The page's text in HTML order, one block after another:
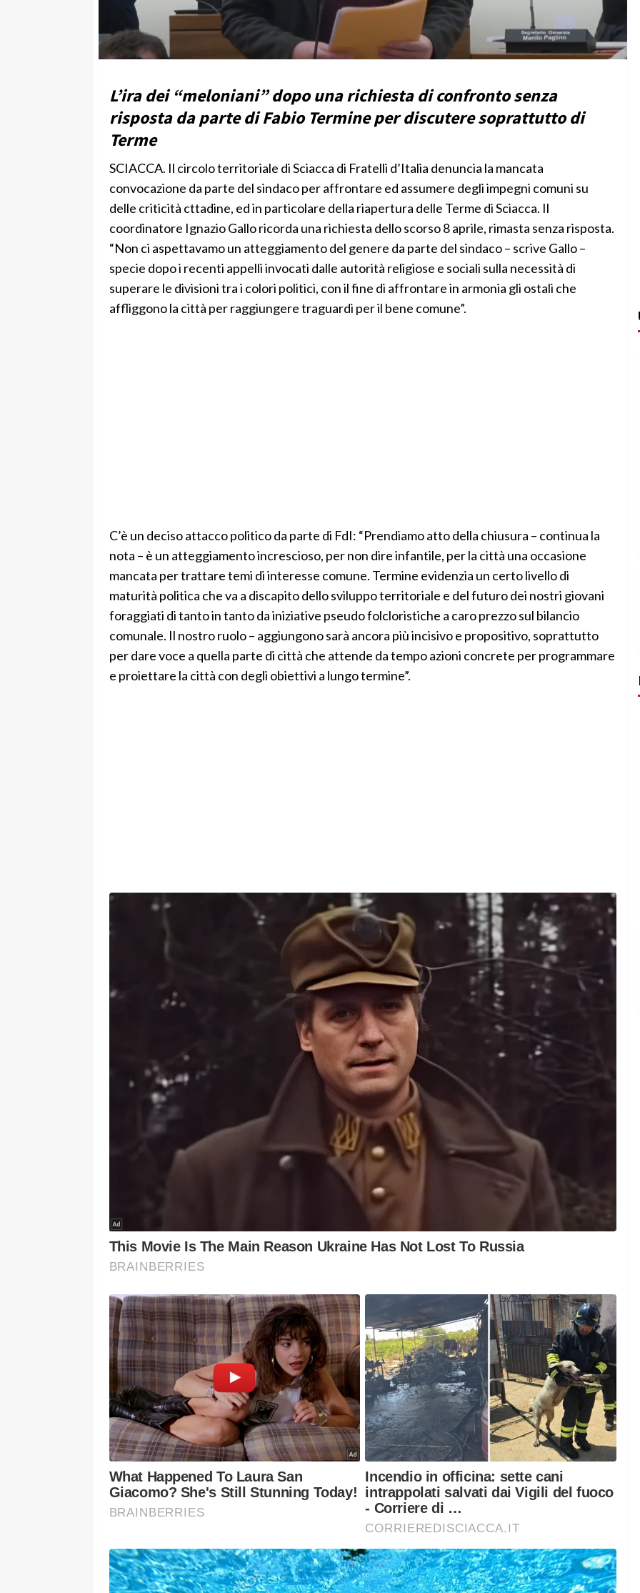
L’ira dei “meloniani” dopo una richiesta di confronto senza
risposta da parte di Fabio Termine per discutere soprattutto di
Terme
SCIACCA. Il circolo territoriale di Sciacca di Fratelli d’Italia denuncia la mancata
convocazione da parte del sindaco per affrontare ed assumere degli impegni comuni su
delle criticità cttadine, ed in particolare della riapertura delle Terme di Sciacca. Il
coordinatore Ignazio Gallo ricorda una richiesta dello scorso 8 aprile, rimasta senza risposta.
“Non ci aspettavamo un atteggiamento del genere da parte del sindaco – scrive Gallo –
specie dopo i recenti appelli invocati dalle autorità religiose e sociali sulla necessità di
superare le divisioni tra i colori politici, con il fine di affrontare in armonia gli ostali che
affliggono la città per raggiungere traguardi per il bene comune”.
C’è un deciso attacco politico da parte di FdI: “Prendiamo atto della chiusura – continua la
nota – è un atteggiamento increscioso, per non dire infantile, per la città una occasione
mancata per trattare temi di interesse comune. Termine evidenzia un certo livello di
maturità politica che va a discapito dello sviluppo territoriale e del futuro dei nostri giovani
foraggiati di tanto in tanto da iniziative pseudo folcloristiche a caro prezzo sul bilancio
comunale. Il nostro ruolo – aggiungono sarà ancora più incisivo e propositivo, soprattutto
per dare voce a quella parte di città che attende da tempo azioni concrete per programmare
e proiettare la città con degli obiettivi a lungo termine”.